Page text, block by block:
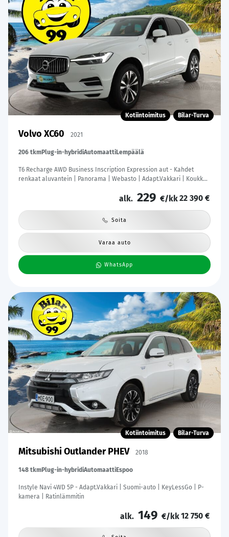
Kotiintoimitus Bilar-Turva
Volvo XC60 2021
206 tkmPlug-in-hybridiAutomaattiLempäälä
T6 Recharge AWD Business Inscription Expression aut - Kahdet
renkaat aluvantein | Panorama | Webasto | Adapt.Vakkari | Koukku |
alk. 229 €/kk22 390 €
Soita
Varaa auto
WhatsApp
Kotiintoimitus Bilar-Turva
Mitsubishi Outlander PHEV 2018
148 tkmPlug-in-hybridiAutomaattiEspoo
Instyle Navi 4WD 5P - Adapt.Vakkari | Suomi-auto | KeyLessGo | P-
kamera | Ratinlämmitin
alk. 149 €/kk12 750 €